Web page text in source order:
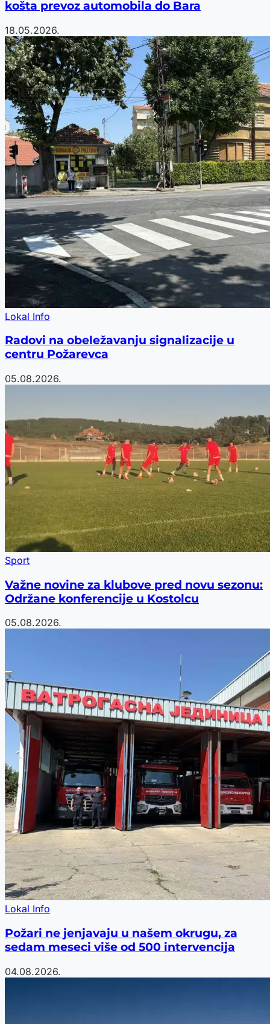
košta prevoz automobila do Bara
18.05.2026.
Lokal Info
Radovi na obeležavanju signalizacije u
centru Požarevca
05.08.2026.
Sport
Važne novine za klubove pred novu sezonu:
Održane konferencije u Kostolcu
05.08.2026.
Lokal Info
Požari ne jenjavaju u našem okrugu, za
sedam meseci više od 500 intervencija
04.08.2026.